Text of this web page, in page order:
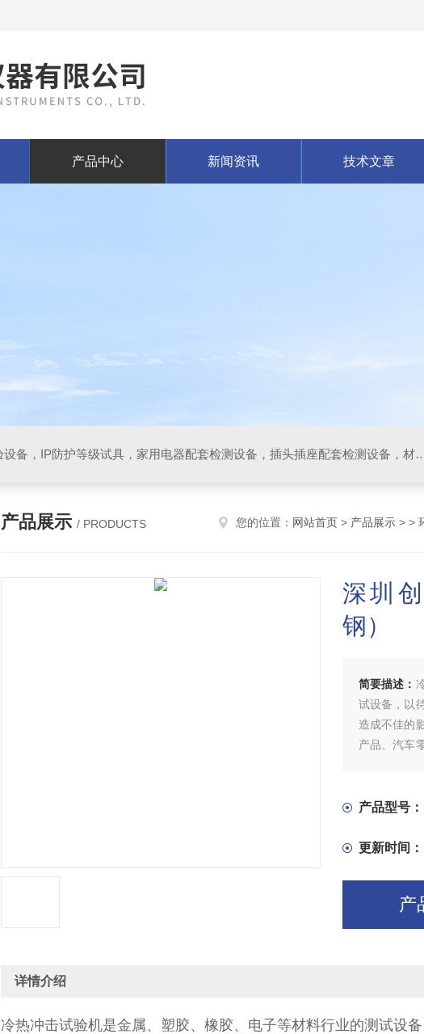
产品中心 新闻资讯 技术文章
IP防水防尘试验设备，IP防护等级试具，家用电器配套检测设备，插头插座配套检测设备，材料阻燃试验设备
产品展示 / PRODUCTS 您的位置： 网站首页 > 产品展示 > >
深圳
钢）
简要描述：
试设备，以
造成不佳的
产品、汽车
正在运行的
产品型号：
更新时间：
产
详情介绍
冷热冲击试验机是金属、塑胶、橡胶、电子等材料行业的测试设